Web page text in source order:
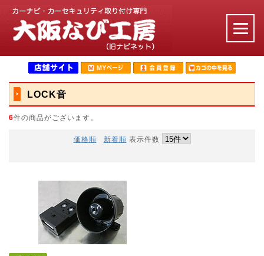
LOCK音
6件の商品がございます。
価格順 新着順 表示件数